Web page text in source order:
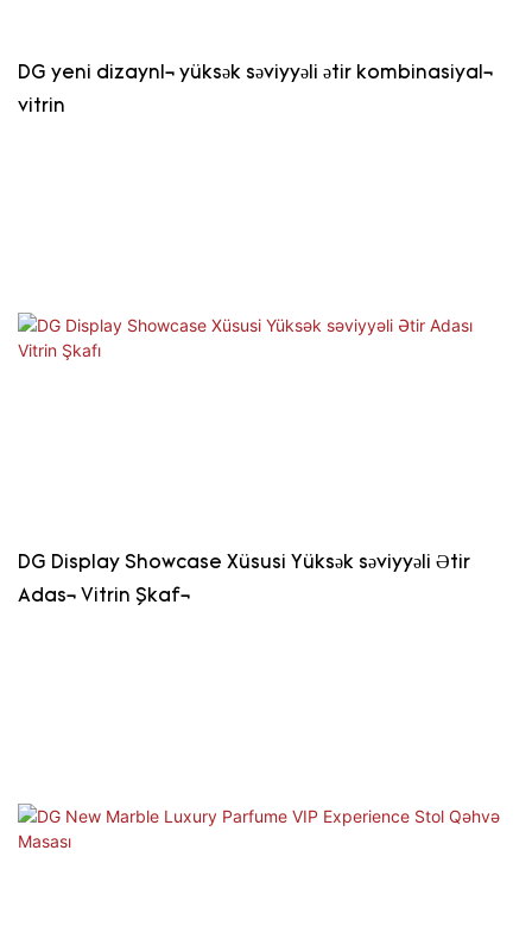
DG yeni dizaynlı yüksək səviyyəli ətir kombinasiyalı
vitrin
DG Display Showcase Xüsusi Yüksək səviyyəli Ətir
Adası Vitrin Şkafı